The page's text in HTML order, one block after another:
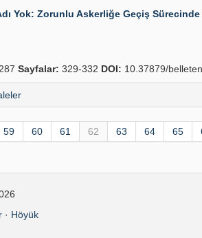
Yok: Zorunlu Askerliğe Geçiş
Sayfalar: 329-332 DOI: 10.37879/
59 60 61 62 63 64 65
· Höyük